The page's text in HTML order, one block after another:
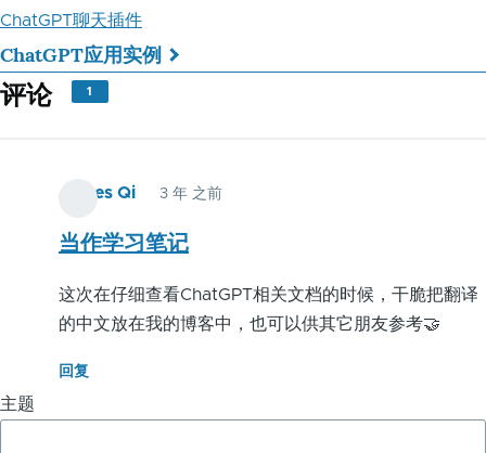
ChatGPT聊天插件
书
ChatGPT
文
ChatGPT应用实例
评论 1
James Qi 3 年 之前
当作学习笔记
这次在仔细查看ChatGPT相关文档的时候，干脆把翻译
的中文放在我的博客中，也可以供其它朋友参考🤝
回复
主题